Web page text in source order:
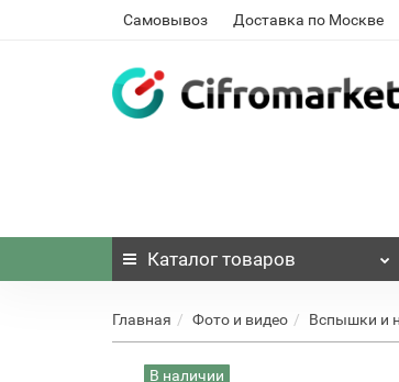
Самовывоз Доставка по Москве
Каталог товаров
Главная Фото и видео Вспышки и
В наличии